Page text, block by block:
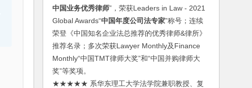
中国业务优秀律师”，荣获Leaders in Law - 2021
Global Awards“中国年度公司法专家”称号；连续
荣登《中国知名企业法总推荐的优秀律师&律所》
推荐名录；多次荣获Lawyer Monthly及Finance
Monthly“中国TMT律师大奖”和“中国并购律师大
奖”等奖项。
★★★★★ 系华东理工大学法学院兼职教授、复